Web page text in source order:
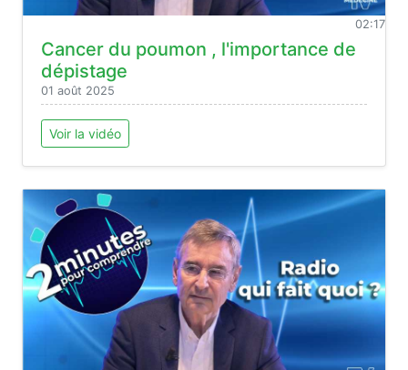
02:17
Cancer du poumon , l'importance de
dépistage
01 août 2025
Voir la vidéo